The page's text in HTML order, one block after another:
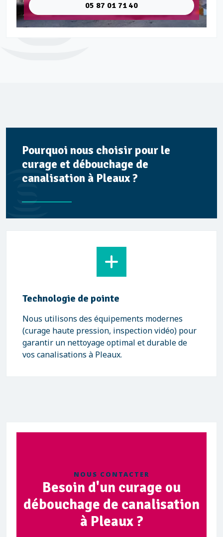
05 87 01 71 40
Pourquoi nous choisir pour le
curage et débouchage de
canalisation à Pleaux ?
Technologie de pointe
Nous utilisons des équipements modernes
(curage haute pression, inspection vidéo) pour
garantir un nettoyage optimal et durable de
vos canalisations à Pleaux.
NOUS CONTACTER
Besoin d'un curage ou
débouchage de canalisation
à Pleaux ?